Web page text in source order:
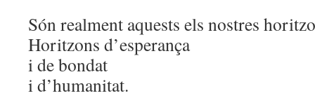
Són realment aquests els nostres
Horitzons d’esperança
i de bondat
i d’humanitat.